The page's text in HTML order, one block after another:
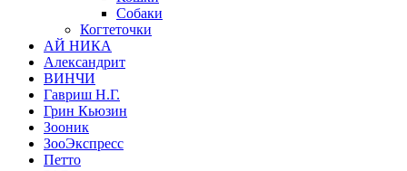
Собаки
Когтеточки
АЙ НИКА
Александрит
ВИНЧИ
Гавриш Н.Г.
Грин Кьюзин
Зооник
ЗооЭкспресс
Петто